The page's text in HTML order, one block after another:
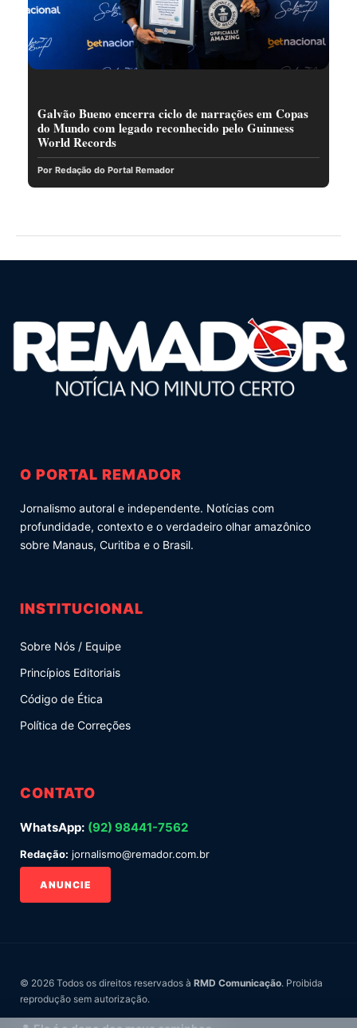
Galvão Bueno encerra ciclo de narrações em Copas
do Mundo com legado reconhecido pelo Guinness
World Records
Por Redação do Portal Remador
O PORTAL REMADOR
Jornalismo autoral e independente. Notícias com
profundidade, contexto e o verdadeiro olhar amazônico
sobre Manaus, Curitiba e o Brasil.
INSTITUCIONAL
Sobre Nós / Equipe
Princípios Editoriais
Código de Ética
Política de Correções
CONTATO
WhatsApp: (92) 98441-7562
Redação: jornalismo@remador.com.br
ANUNCIE
© 2026 Todos os direitos reservados à RMD Comunicação. Proibida
reprodução sem autorização.